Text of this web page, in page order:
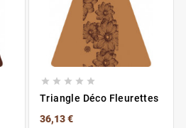
    
Triangle Déco Fleurettes
36,13 €